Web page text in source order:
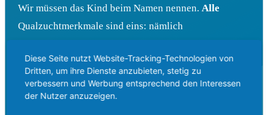
Wir müssen das Kind beim Namen nennen. Alle
Qualzuchtmerkmale sind eins: nämlich
Wenn man Hunde wirklich mag, ist es wichtig, sich
sachlich und fachlich mit dem Thema
auseinanderzusetzen. Was bedeutet Qualzucht
Diese Seite nutzt Website-Tracking-Technologien von
Dritten, um ihre Dienste anzubieten, stetig zu
verbessern und Werbung entsprechend den Interessen
der Nutzer anzuzeigen.